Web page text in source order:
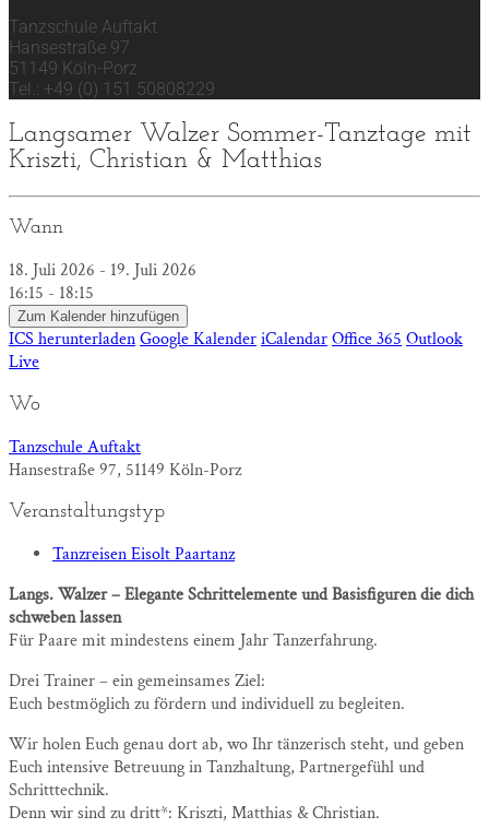
Tanzschule Auftakt
Hansestraße 97
51149 Köln-Porz
Tel.: +49 (0) 151 50808229
Langsamer Walzer Sommer-Tanztage mit
Kriszti, Christian & Matthias
Wann
18. Juli 2026 - 19. Juli 2026
16:15 - 18:15
Zum Kalender hinzufügen
ICS herunterladenGoogle KalenderiCalendarOffice 365 Outlook
Live
Wo
Tanzschule Auftakt
Hansestraße 97, 51149 Köln-Porz
Veranstaltungstyp
Tanzreisen Eisolt Paartanz
Langs. Walzer – Elegante Schrittelemente und Basisfiguren die dich
schweben lassen
Für Paare mit mindestens einem Jahr Tanzerfahrung.
Drei Trainer – ein gemeinsames Ziel:
Euch bestmöglich zu fördern und individuell zu begleiten.
Wir holen Euch genau dort ab, wo Ihr tänzerisch steht, und geben
Euch intensive Betreuung in Tanzhaltung, Partnergefühl und
Schritttechnik.
Denn wir sind zu dritt*: Kriszti, Matthias & Christian.